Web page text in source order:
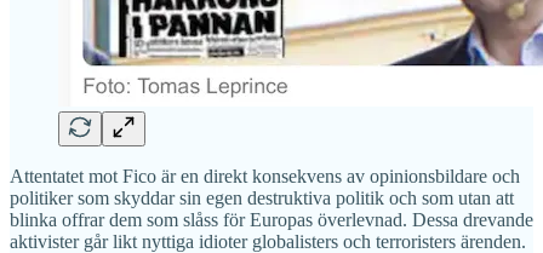
Attentatet mot Fico är en direkt konsekvens av opinionsbildare och
politiker som skyddar sin egen destruktiva politik och som utan att
blinka offrar dem som slåss för Europas överlevnad. Dessa drevande
aktivister går likt nyttiga idioter globalisters och terroristers ärenden.